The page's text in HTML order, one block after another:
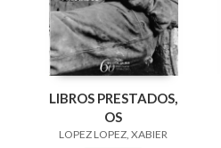
LIBROS PRESTADOS,
OS
LOPEZ LOPEZ, XABIER